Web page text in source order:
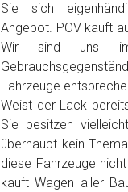
Baujahr
Getriebe
Bekannte
Kilometerstand
Sie sich
Angebot. POV kauft
Wir sind uns im
Fahrzeuge
Weist der Lack
Sie besitzen
überhaupt kein
diese Fahrzeuge
kauft Wagen aller